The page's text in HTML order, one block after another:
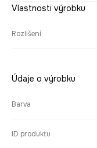
Vlastnosti výrobku
Rozlišení
Údaje o výrobku
Barva
ID produktu